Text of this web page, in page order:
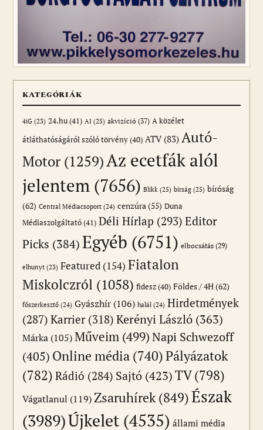
KATEGÓRIÁK
4iG (23) 24.hu(41) AI (25) akvizíció (37) A közélet
átláthatóságáról szóló törvény(40) ATV(83) Autó-
Motor (1259)Az ecetfák alól
jelentem (7656) Blikk (25) bírság (25) bíróság
(62) Central Médiacsoport (24) cenzúra(55) Duna
Médiaszolgáltató(41) Déli Hírlap (293) Editor
Picks (384)Egyéb (6751) elbocsátás (29)
elhunyt (23) Featured (154) Fiatalon
Miskolczról (1058) fidesz(40) Földes / 4H(62)
főszerkesztő (24) Gyászhír (106) halál (24) Hirdetmények
(287) Karrier(318) Kerényi László (363)
Márka (105) Műveim (499)Napi Schwezoff
(405) Online média (740)Pályázatok
(782) Rádió (284) Sajtó (423)TV(798)
Vágatlanul (119)Zsaruhírek(849)Észak
(3989)Újkelet (4535) állami média